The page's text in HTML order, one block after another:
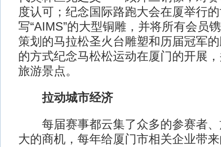
度认可；纪念国际路跑大会在厦举行
写“AIMS”的大型铜雕，并将所有会员
策划的马拉松圣火台雕塑和历届冠军
的方式纪念马松松运动在厦门的开展
旅游景点。
拉动城市经济
每届赛事都云集了众多的参赛者、
大的商机，每年给厦门市相关企业带